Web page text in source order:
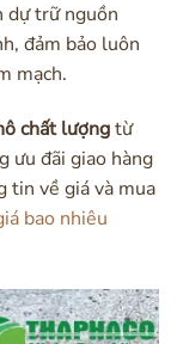
dự trữ nguồn
đảm bảo luôn
mạch.
chất lượngtừ
ưu đãi giao hàng
tin về giá và mua
bao nhiêu